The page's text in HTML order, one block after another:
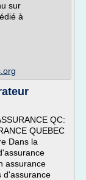
sur
à
QC:
QUEBEC
Dans la
assurance
d'assurance